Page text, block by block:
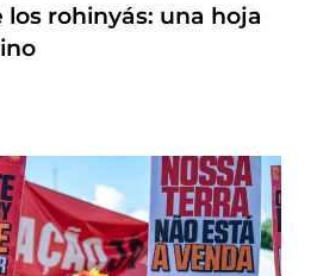
rohinyás: una hoja